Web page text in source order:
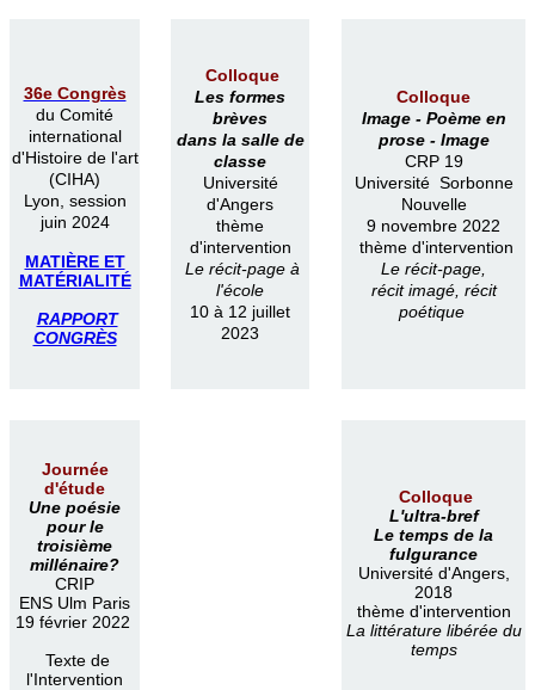
36e Congrès
du Comité
international
d'Histoire de l'art
(CIHA)
Lyon, session
juin 2024
MATIÈRE ET
MATÉRIALITÉ
RAPPORT
CONGRÈS
Colloque
Les formes
brèves
dans la salle de
classe
Université
d'Angers
thème
d'intervention
Le récit-page à
l'école
10 à 12 juillet
2023
Colloque
Image - Poème en
prose - Image
CRP 19
Université Sorbonne
Nouvelle
9 novembre 2022
thème d'intervention
Le récit-page,
récit imagé, récit
poétique
Journée
d'étude
Une poésie
pour le
troisième
millénaire?
CRIP
ENS Ulm Paris
19 février 2022
Texte de
l'Intervention
Colloque
L'ultra-bref
Le temps de la
fulgurance
Université d'Angers,
2018
thème d'intervention
La littérature libérée du
temps